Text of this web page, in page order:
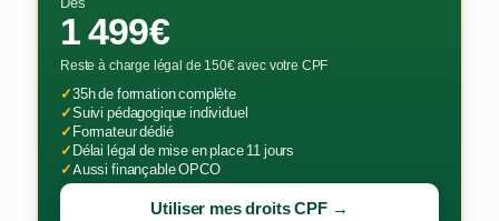
1 499€
Reste à charge légal de 150€ avec votre CPF
✓35h de formation complète
✓Suivi pédagogique individuel
✓Formateur dédié
✓Délai légal de mise en place 11 jours
✓Aussi finançable OPCO
Utiliser mes droits CPF →